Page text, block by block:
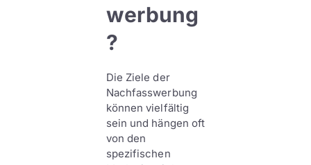
werbung
?
Die Ziele der
Nachfasswerbung
können vielfältig
sein und hängen oft
von den
spezifischen